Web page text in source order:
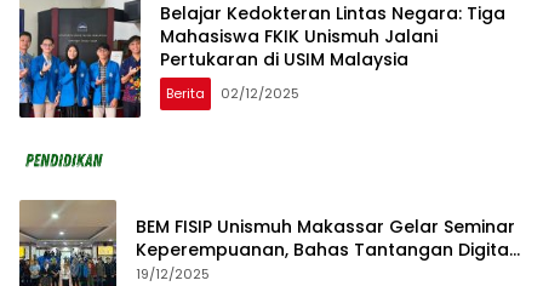
Belajar Kedokteran Lintas Negara: Tiga
Mahasiswa FKIK Unismuh Jalani
Pertukaran di USIM Malaysia
Berita 02/12/2025
BEM FISIP Unismuh Makassar Gelar Seminar
Keperempuanan, Bahas Tantangan Digital
dan Budaya Lokal
19/12/2025